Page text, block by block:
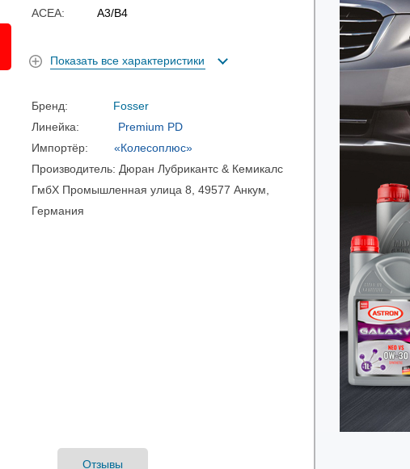
ACEA:A3/B4
Бренд: Fosser
Линейка: Premium PD
Импортёр:«Колесоплюс»
Производитель:Дюран Лубрикантс & Кемикалс
ГмбХ Промышленная улица 8, 49577 Анкум,
Германия
Показать все характеристики
Отзывы